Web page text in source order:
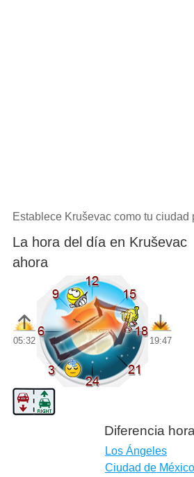
Establece Kruševac como tu ciudad
La hora del día en Kruševac
ahora
05:32 19:47
Diferencia
Los Ángeles
Ciudad de México